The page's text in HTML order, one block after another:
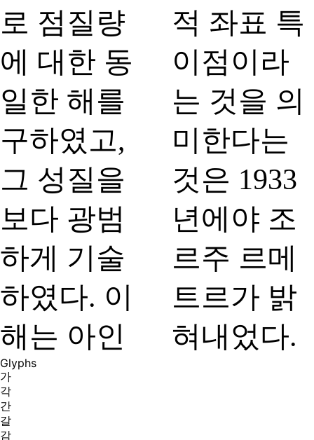
로 점질량
에 대한 동
일한 해를
구하였고,
그 성질을
보다 광범
하게 기술
하였다. 이
해는 아인
적 좌표 특
이점이라
는 것을 의
미한다는
것은 1933
년에야 조
르주 르메
트르가 밝
혀내었다.
Glyphs
가
각
간
갈
감